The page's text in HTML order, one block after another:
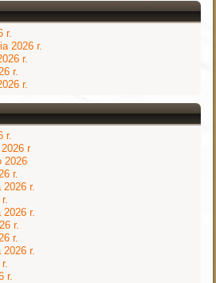
r.
2026 r.
r.
r.
r.
r.
r
2026
r.
2026 r.
2026 r.
r.
r.
2026 r.
r.